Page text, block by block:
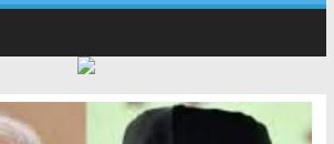
पशुपालकों को 60% तक सब्सिडी, गंगा एक्सप्रेसवे का